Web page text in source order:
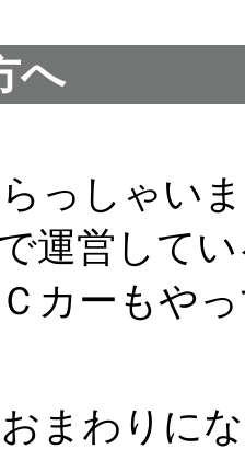
へ
っしゃい
運営して
カーもや
まわりに